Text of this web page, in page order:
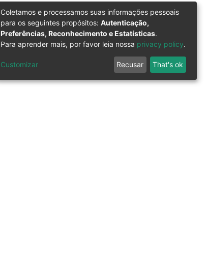
Coletamos e processamos suas informações pessoais
para os seguintes propósitos: Autenticação,
Preferências, Reconhecimento e Estatísticas.
Para aprender mais, por favor leia nossa privacy policy.
Customizar Recusar That's ok